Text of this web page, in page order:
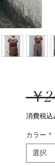
￥
消費税込
カラー *
選択